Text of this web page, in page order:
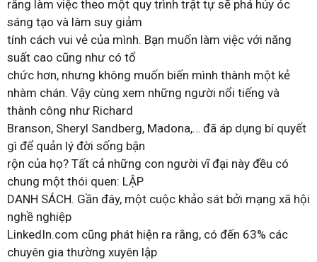
rằng làm việc theo một quy trình trật tự sẽ phá hủy óc
sáng tạo và làm suy giảm
tính cách vui vẻ của mình. Bạn muốn làm việc với năng
suất cao cũng như có tổ
chức hơn, nhưng không muốn biến mình thành một kẻ
nhàm chán. Vậy cùng xem những người nổi tiếng và
thành công như Richard
Branson, Sheryl Sandberg, Madona,… đã áp dụng bí quyết
gì để quản lý đời sống bận
rộn của họ? Tất cả những con người vĩ đại này đều có
chung một thói quen: LẬP
DANH SÁCH. Gần đây, một cuộc khảo sát bởi mạng xã hội
nghề nghiệp
LinkedIn.com cũng phát hiện ra rằng, có đến 63% các
chuyên gia thường xuyên lập